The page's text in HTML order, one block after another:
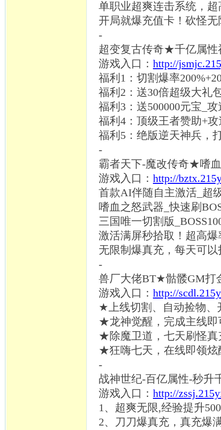
单职业超爽连击系统，
开局就爆充值卡！砍怪
-
超变复古传奇★千亿属性
游戏入口： http://
福利 1：切割爆率
福利 2：送30倍超级大礼
福利 3：送500000元宝_
福利 4：顶级王者赞助+
福利 5：绝版逆天神兵，
-
霸者天下-魔改传奇★嗜血
游戏入口： http://
首款AI伴随自主激活_超
嗜血之怒武器 _快速刷
三国唯一切割版
激活满屏秒拾取！超高爆
无限制爆真充，每天可
-
兽厂大佬BT★骷髅GM打
游戏入口： http://
★上线切割、自动捡物、
★龙神觉醒，完成主线即
★除魔卫道，七天刷怪真
★狂嗨七天，在线即领炫
-
战神世纪-百亿属性-秒升
游戏入口： http://
1、超爽无限,经验提升
2、刀刀爆真充，真充爆